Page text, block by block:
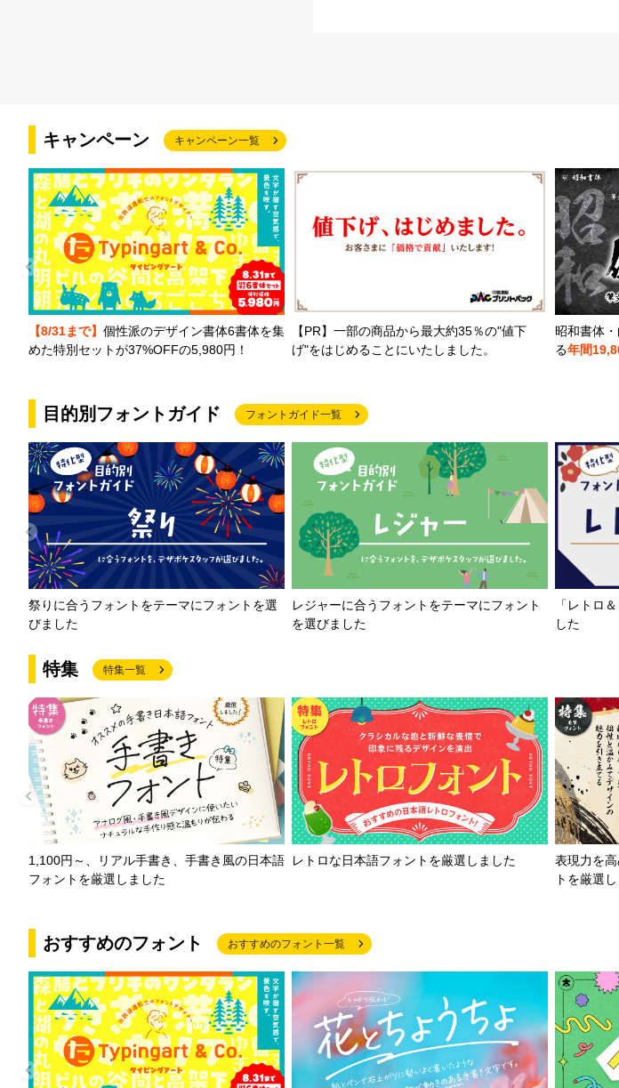
キャンペーン キャンペーン一覧
【8/31まで】 個性派のデザイン書体6書体を集
めた特別セットが37%OFFの5,980円！
【PR】一部の商品から最大約35％の"値下
げ"をはじめることにいたしました。
昭和書体
る年間
目的別フォントガイド フォントガイド一覧
祭りに合うフォントをテーマにフォントを選
びました
レジャーに合うフォントをテーマにフォント
を選びました
「レトロ
した
特集 特集一覧
1,100円～、リアル手書き、手書き風の日本語
フォントを厳選しました
レトロな日本語フォントを厳選しました
表現力を
トを厳選
おすすめのフォント おすすめのフォント一覧